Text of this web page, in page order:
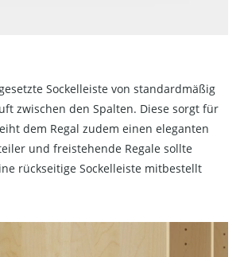
Sockelleiste von standardmäßig
zwischen den Spalten. Diese sorgt für
dem Regal zudem einen eleganten
und freistehende Regale sollte
rückseitige Sockelleiste mitbestellt